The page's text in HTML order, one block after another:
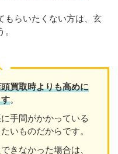
もらいたくない方は、玄
買取時よりも高めに
。
手間がかかっている
いものだからです。
きなかった場合は、